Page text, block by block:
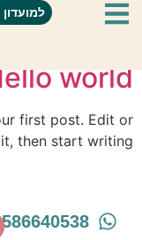
מחבר:
world!
first post. Edit or
then start writing!